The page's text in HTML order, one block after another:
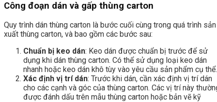
Công đoạn dán và gấp thùng carton
Quy trình dán thùng carton là bước cuối cùng trong quá trình sản
xuất thùng carton, và bao gồm các bước sau:
Chuẩn bị keo dán: Keo dán được chuẩn bị trước để sử
dụng khi dán thùng carton. Có thể sử dụng loại keo dán
nhanh hoặc keo dán khô tùy vào yêu cầu sản phẩm cụ thể.
Xác định vị trí dán: Trước khi dán, cần xác định vị trí dán
cho các cạnh và góc của thùng carton. Các vị trí này
được đánh dấu trên mẫu thùng carton hoặc bản vẽ kỹ